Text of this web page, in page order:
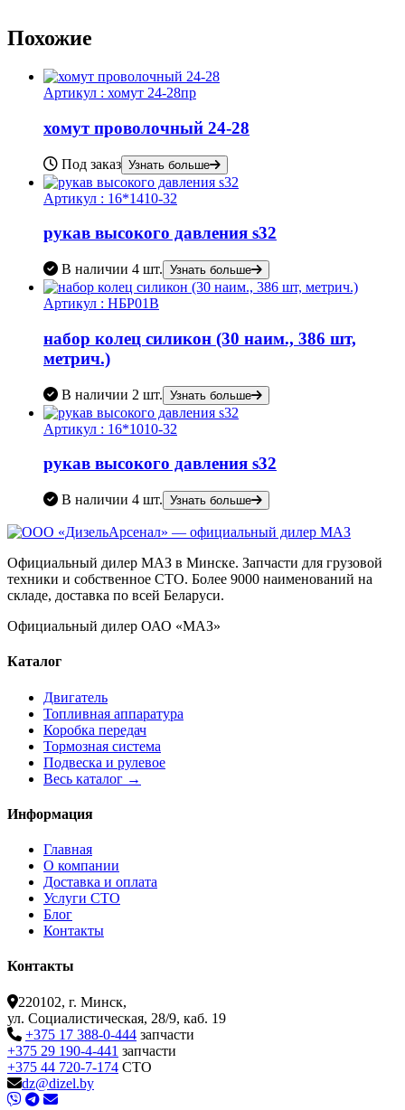
Похожие
Артикул : хомут 24-28пр
хомут проволочный 24-28
Под заказ Узнать больше
Артикул : 16*1410-32
рукав высокого давления s32
В наличии 4 шт. Узнать больше
Артикул : НБР01В
набор колец силикон (30 наим., 386 шт,
метрич.)
В наличии 2 шт. Узнать больше
Артикул : 16*1010-32
рукав высокого давления s32
В наличии 4 шт. Узнать больше
Официальный дилер МАЗ в Минске. Запчасти для грузовой
техники и собственное СТО. Более 9000 наименований на
складе, доставка по всей Беларуси.
Официальный дилер ОАО «МАЗ»
Каталог
Двигатель
Топливная аппаратура
Коробка передач
Тормозная система
Подвеска и рулевое
Весь каталог →
Информация
Главная
О компании
Доставка и оплата
Услуги СТО
Блог
Контакты
Контакты
220102, г. Минск,
ул. Социалистическая, 28/9, каб. 19
+375 17 388-0-444 запчасти
+375 29 190-4-441 запчасти
+375 44 720-7-174 СТО
dz@dizel.by